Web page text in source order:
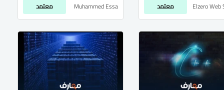
Elzero Web معتمد Muhammed Essa معتمد